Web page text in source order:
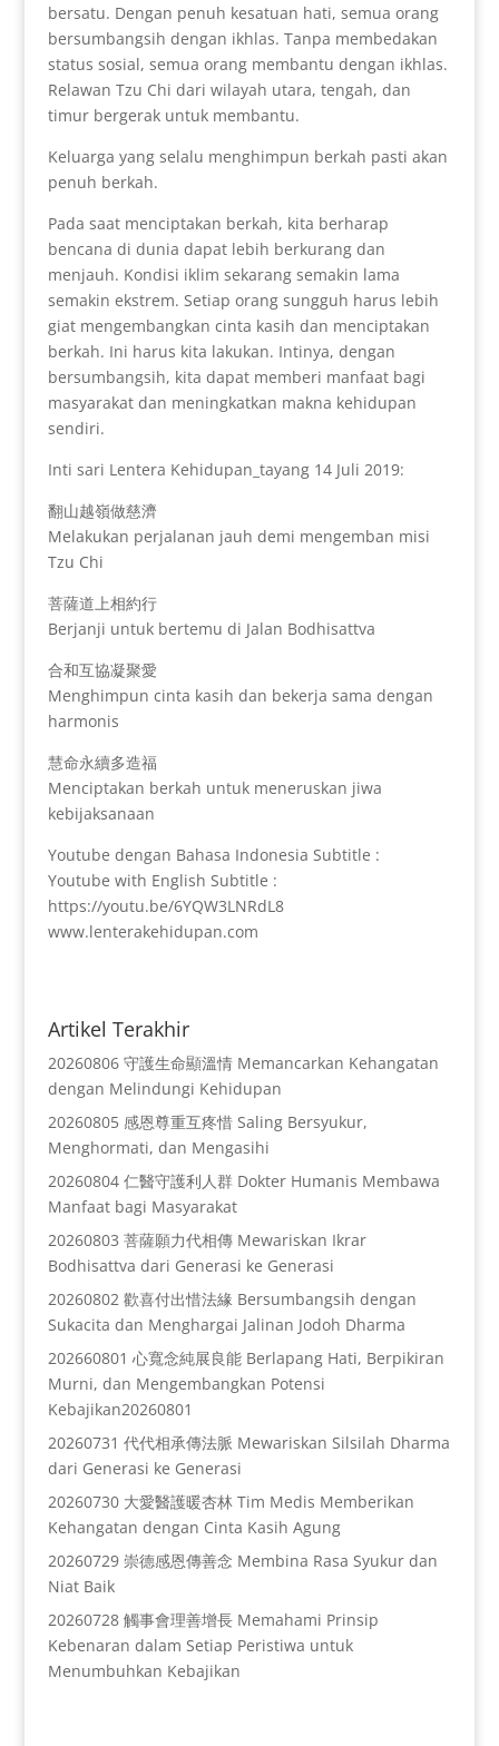
bersatu. Dengan penuh kesatuan hati, semua orang
bersumbangsih dengan ikhlas. Tanpa membedakan
status sosial, semua orang membantu dengan ikhlas.
Relawan Tzu Chi dari wilayah utara, tengah, dan
timur bergerak untuk membantu.
Keluarga yang selalu menghimpun berkah pasti akan
penuh berkah.
Pada saat menciptakan berkah, kita berharap
bencana di dunia dapat lebih berkurang dan
menjauh. Kondisi iklim sekarang semakin lama
semakin ekstrem. Setiap orang sungguh harus lebih
giat mengembangkan cinta kasih dan menciptakan
berkah. Ini harus kita lakukan. Intinya, dengan
bersumbangsih, kita dapat memberi manfaat bagi
masyarakat dan meningkatkan makna kehidupan
sendiri.
Inti sari Lentera Kehidupan_tayang 14 Juli 2019:
翻山越嶺做慈濟
Melakukan perjalanan jauh demi mengemban misi
Tzu Chi
菩薩道上相約行
Berjanji untuk bertemu di Jalan Bodhisattva
合和互協凝聚愛
Menghimpun cinta kasih dan bekerja sama dengan
harmonis
慧命永續多造福
Menciptakan berkah untuk meneruskan jiwa
kebijaksanaan
Youtube dengan Bahasa Indonesia Subtitle :
Youtube with English Subtitle :
https://youtu.be/6YQW3LNRdL8
www.lenterakehidupan.com
Artikel Terakhir
20260806 守護生命顯溫情 Memancarkan Kehangatan
dengan Melindungi Kehidupan
20260805 感恩尊重互疼惜 Saling Bersyukur,
Menghormati, dan Mengasihi
20260804 仁醫守護利人群 Dokter Humanis Membawa
Manfaat bagi Masyarakat
20260803 菩薩願力代相傳 Mewariskan Ikrar
Bodhisattva dari Generasi ke Generasi
20260802 歡喜付出惜法緣 Bersumbangsih dengan
Sukacita dan Menghargai Jalinan Jodoh Dharma
202660801 心寬念純展良能 Berlapang Hati, Berpikiran
Murni, dan Mengembangkan Potensi
Kebajikan20260801
20260731 代代相承傳法脈 Mewariskan Silsilah Dharma
dari Generasi ke Generasi
20260730 大愛醫護暖杏林 Tim Medis Memberikan
Kehangatan dengan Cinta Kasih Agung
20260729 崇德感恩傳善念 Membina Rasa Syukur dan
Niat Baik
20260728 觸事會理善增長 Memahami Prinsip
Kebenaran dalam Setiap Peristiwa untuk
Menumbuhkan Kebajikan